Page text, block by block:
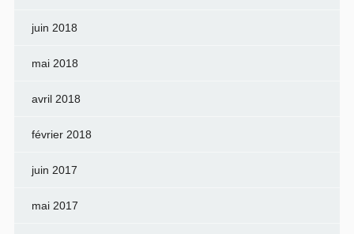
juin 2018
mai 2018
avril 2018
février 2018
juin 2017
mai 2017